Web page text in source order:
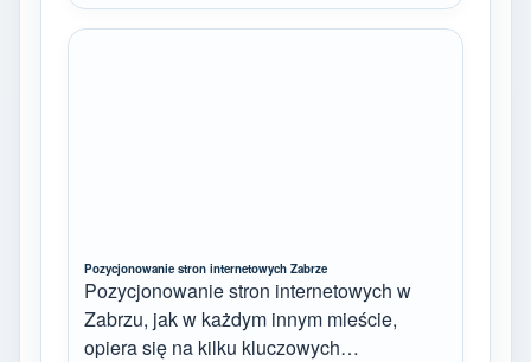
Pozycjonowanie stron internetowych Zabrze
Pozycjonowanie stron internetowych w
Zabrzu, jak w każdym innym mieście,
opiera się na kilku kluczowych…